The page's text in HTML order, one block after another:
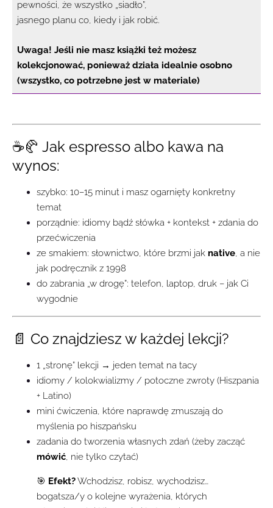
pewności, że wszystko „siadło”,
jasnego planu co, kiedy i jak robić.
Uwaga! Jeśli nie masz książki też możesz
kolekcjonować, ponieważ działa idealnie osobno
(wszystko, co potrzebne jest w materiale)
☕️🥐 Jak espresso albo kawa na
wynos:
szybko: 10–15 minut i masz ogarnięty konkretny
temat
porządnie: idiomy bądź słówka + kontekst + zdania do
przećwiczenia
ze smakiem: słownictwo, które brzmi jak native, a nie
jak podręcznik z 1998
do zabrania „w drogę”: telefon, laptop, druk – jak Ci
wygodnie
📄 Co znajdziesz w każdej lekcji?
1 „stronę” lekcji → jeden temat na tacy
idiomy / kolokwializmy / potoczne zwroty (Hiszpania
+ Latino)
mini ćwiczenia, które naprawdę zmuszają do
myślenia po hiszpańsku
zadania do tworzenia własnych zdań (żeby zacząć
mówić, nie tylko czytać)
🎯 Efekt?Wchodzisz, robisz, wychodzisz…
bogatsza/y o kolejne wyrażenia, których